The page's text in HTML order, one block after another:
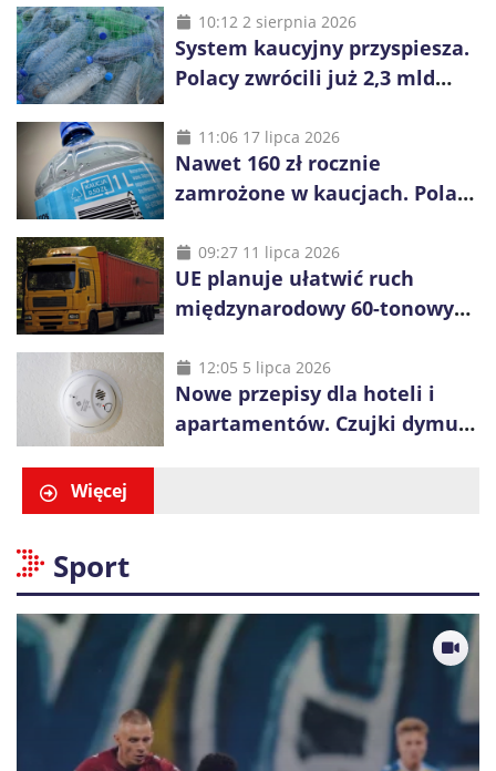
10:12 2 sierpnia 2026
System kaucyjny przyspiesza.
Polacy zwrócili już 2,3 mld
11:06 17 lipca 2026
Nawet 160 zł rocznie
zamrożone w kaucjach. Polacy
vouchery
09:27 11 lipca 2026
UE planuje ułatwić ruch
międzynarodowy 60-tonowych
konkurencji
12:05 5 lipca 2026
Nowe przepisy dla hoteli i
apartamentów. Czujki dymu
Więcej
Sport